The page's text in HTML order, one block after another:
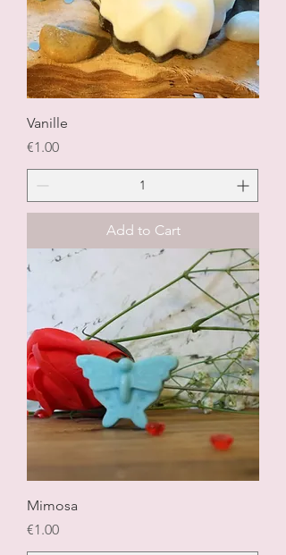
Vanille
Price
€1.00
Add to Cart
Mimosa
Price
€1.00